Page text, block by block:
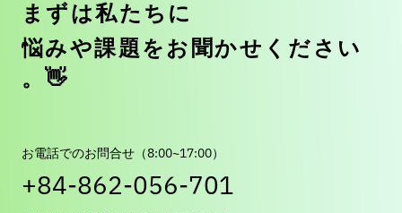
まずは私た ち に
悩みや課題を お 聞 かせ く だ さ い
。 👋
お電話でのお問合せ（8:00~17:00）
+84-862-056-701